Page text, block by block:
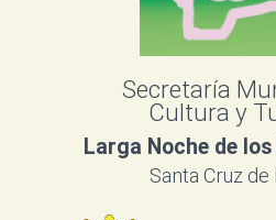
Secretaría
Cultura y
Larga Noche de
Santa Cruz de